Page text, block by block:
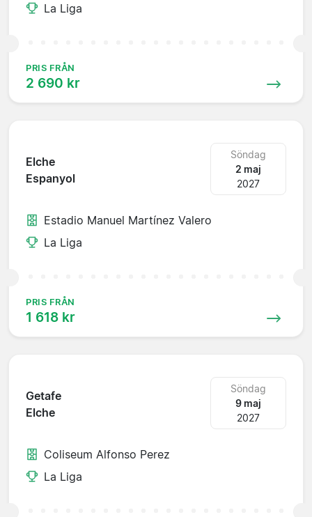
La Liga
PRIS FRÅN
2 690 kr
Elche
Espanyol
Söndag
2 maj
2027
Estadio Manuel Martínez Valero
La Liga
PRIS FRÅN
1 618 kr
Getafe
Elche
Söndag
9 maj
2027
Coliseum Alfonso Perez
La Liga